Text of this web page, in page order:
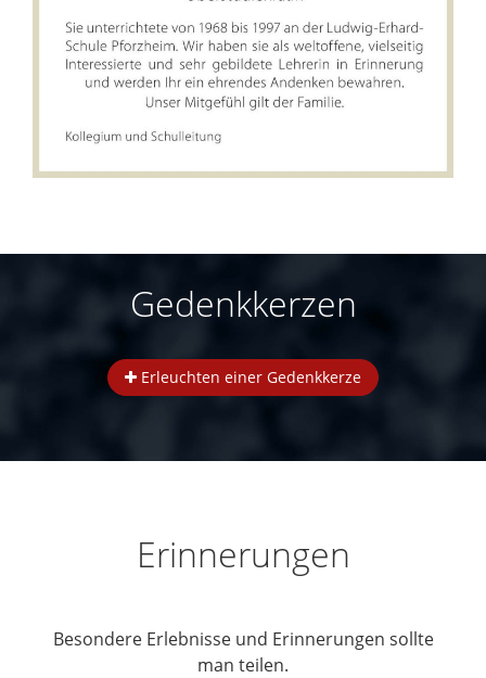
Gedenkkerzen
Erleuchten einer Gedenkkerze
Erinnerungen
Besondere Erlebnisse und Erinnerungen sollte
man teilen.